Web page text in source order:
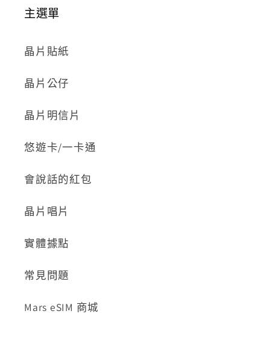
主選單
晶片貼紙
晶片公仔
晶片明信片
悠遊卡/一卡通
會說話的紅包
晶片唱片
實體據點
常見問題
Mars eSIM 商城